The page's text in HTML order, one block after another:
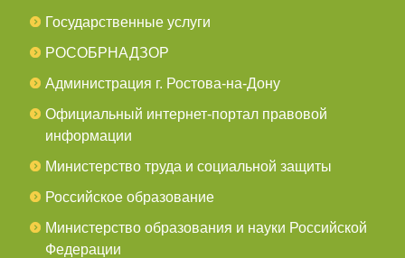
Государственные услуги
РОСОБРНАДЗОР
Администрация г. Ростова-на-Дону
Официальный интернет-портал правовой
информации
Министерство труда и социальной защиты
Российское образование
Министерство образования и науки Российской
Федерации